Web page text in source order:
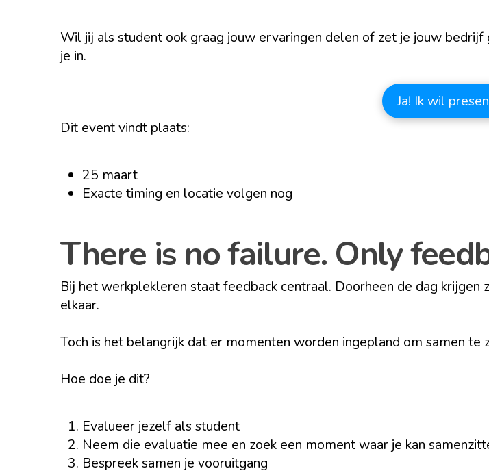
Wil jij als student ook graag jouw ervaringen delen of zet je jouw
je in.
Ja! Ik wil
Dit event vindt plaats:
25 maart
Exacte timing en locatie volgen nog
There is no failure. Only
Bij het werkplekleren staat feedback centraal. Doorheen de dag
elkaar.
Toch is het belangrijk dat er momenten worden ingepland om samen
Hoe doe je dit?
Evalueer jezelf als student
Neem die evaluatie mee en zoek een moment waar je kan
Bespreek samen je vooruitgang